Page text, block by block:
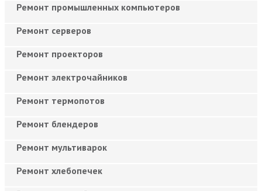
Ремонт промышленных компьютеров
Ремонт серверов
Ремонт проекторов
Ремонт электрочайников
Ремонт термопотов
Ремонт блендеров
Ремонт мультиварок
Ремонт хлебопечек